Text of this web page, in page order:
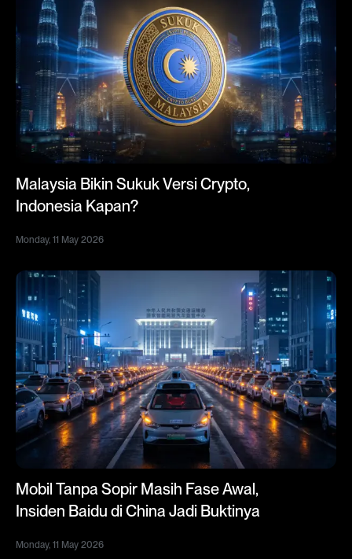
Malaysia Bikin Sukuk Versi Crypto,
Indonesia Kapan?
Monday, 11 May 2026
Mobil Tanpa Sopir Masih Fase Awal,
Insiden Baidu di China Jadi Buktinya
Monday, 11 May 2026